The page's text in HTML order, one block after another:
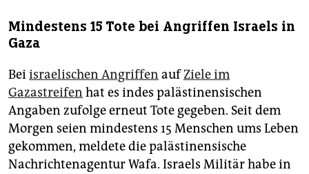
Mindestens 15 Tote bei Angriffen Israels in
Gaza
Beiisraelischen Angriffen aufZiele im
Gazastreifen hat es indes palästinensischen
Angaben zufolge erneut Tote gegeben. Seit dem
Morgen seien mindestens 15 Menschen ums Leben
gekommen, meldete die palästinensische
Nachrichtenagentur Wafa. Israels Militär habe in